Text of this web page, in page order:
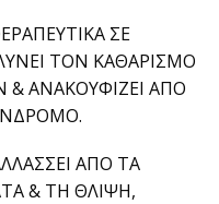
ΣΕ
ΤΟΝ ΚΑΘΑΡΙΣΜΟ
ΑΝΑΚΟΥΦΙΖΕΙ ΑΠΟ
ΑΠΟ ΤΑ
& ΤΗ ΘΛΙΨΗ,